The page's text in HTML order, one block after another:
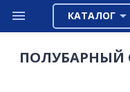
КАТАЛОГ
ПОЛУБАРНЫЙ